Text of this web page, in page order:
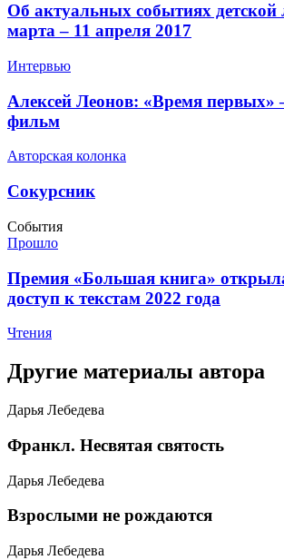
​Об актуальных событиях детской
марта – 11 апреля 2017
Интервью
​Алексей Леонов: «Время
фильм
Авторская колонка
Сокурсник
События
Прошло
​Премия «Большая книга»
доступ к текстам 2022 года
Чтения
Другие материалы автора
Дарья Лебедева
​Франкл. Несвятая святость
Дарья Лебедева
​Взрослыми не рождаются
Дарья Лебедева